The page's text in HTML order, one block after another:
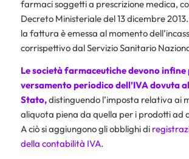
farmaci soggetti a prescrizione medica,
Decreto Ministeriale del 13 dicembre
la fattura è emessa al momento
corrispettivo dal Servizio Sanitario
Le società farmaceutiche devono
versamento periodico dell’IVA dovuta
Stato,distinguendo l’imposta relativa ai
aliquota piena da quella per i prodotti ad
A ciò si aggiungono gli obblighi di
della contabilità IVA.